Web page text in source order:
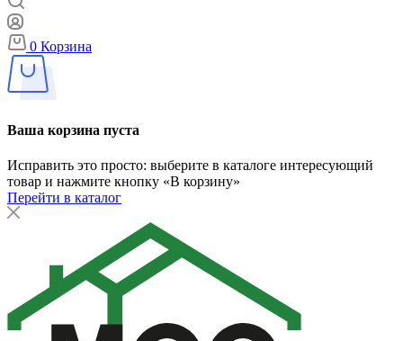
0 Корзина
Ваша корзина пуста
Исправить это просто: выберите в каталоге интересующий
товар и нажмите кнопку «В корзину»
Перейти в каталог